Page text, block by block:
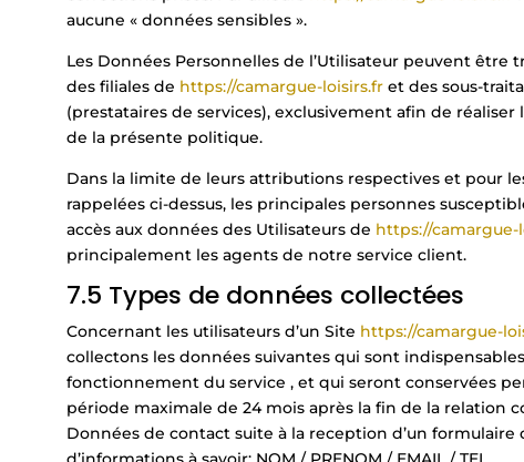
aucune « données sensibles ».
Les Données Personnelles de l’Utilisateur peuvent être
des filiales de https://camargue-loisirs.fr et des sous-
(prestataires de services), exclusivement afin de réaliser
de la présente politique.
Dans la limite de leurs attributions respectives et pour
rappelées ci-dessus, les principales personnes
accès aux données des Utilisateurs de https://camargue-
principalement les agents de notre service client.
7.5 Types de données collectées
Concernant les utilisateurs d’un Site https://camargue-
collectons les données suivantes qui sont
fonctionnement du service , et qui seront conservées
période maximale de 24 mois après la fin de la relation
Données de contact suite à la reception d’un formulaire